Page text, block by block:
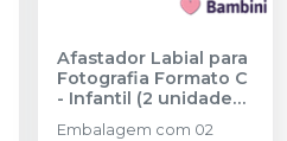
Afastador Labial para
Fotografia Formato C
- Infantil (2 unidades)
INDUSBELLO
Embalagem com 02